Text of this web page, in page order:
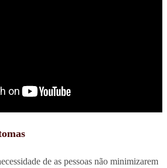
de as pessoas não minimizarem